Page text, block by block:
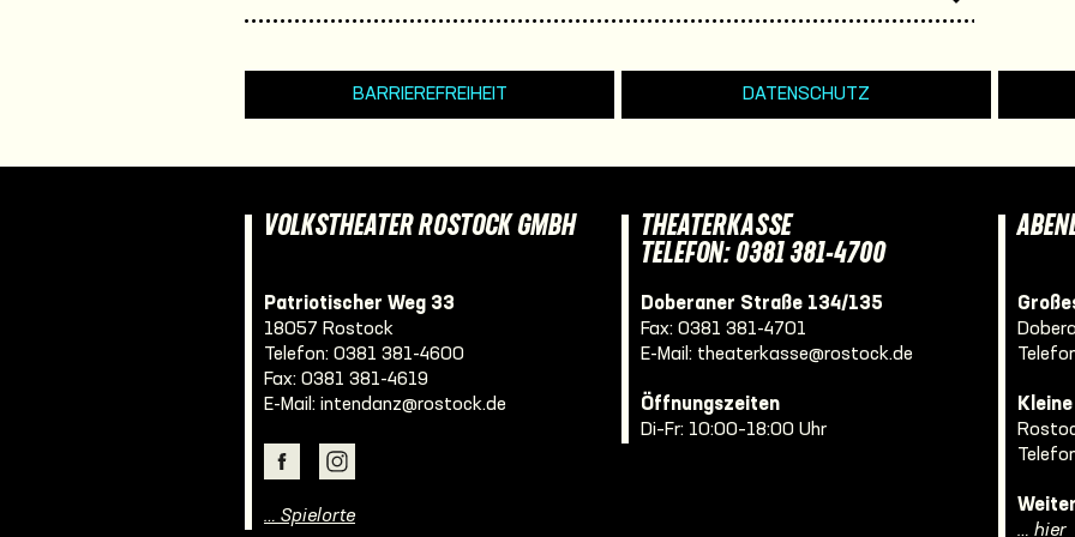
BARRIEREFREIHEIT DATENSCHUTZ
VOLKSTHEATER ROSTOCK GMBH
Patriotischer Weg 33
18057 Rostock
Telefon: 0381 381-4600
Fax: 0381 381-4619
E-Mail: intendanz@rostock.de
… Spielorte
THEATERKASSE
TELEFON: 0381 381-4700
Doberaner Straße 134/135
Fax: 0381 381-4701
E-Mail: theaterkasse@rostock.de
Öffnungszeiten
Di–Fr: 10:00–18:00 Uhr
… hier